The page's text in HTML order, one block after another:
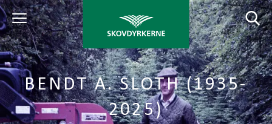
BENDT A. SLOTH (1935-
2025)